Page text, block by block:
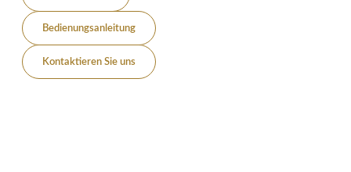
Bedienungsanleitung
Kontaktieren Sie uns